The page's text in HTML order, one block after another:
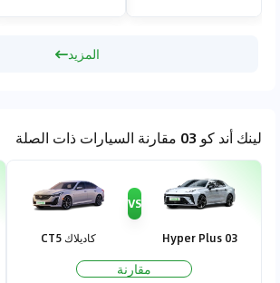
المزيد
لينك أند كو 03 مقارنة السيارات ذات الصلة
03 Hyper Plus
VS
كاديلاك CT5
مقارنة